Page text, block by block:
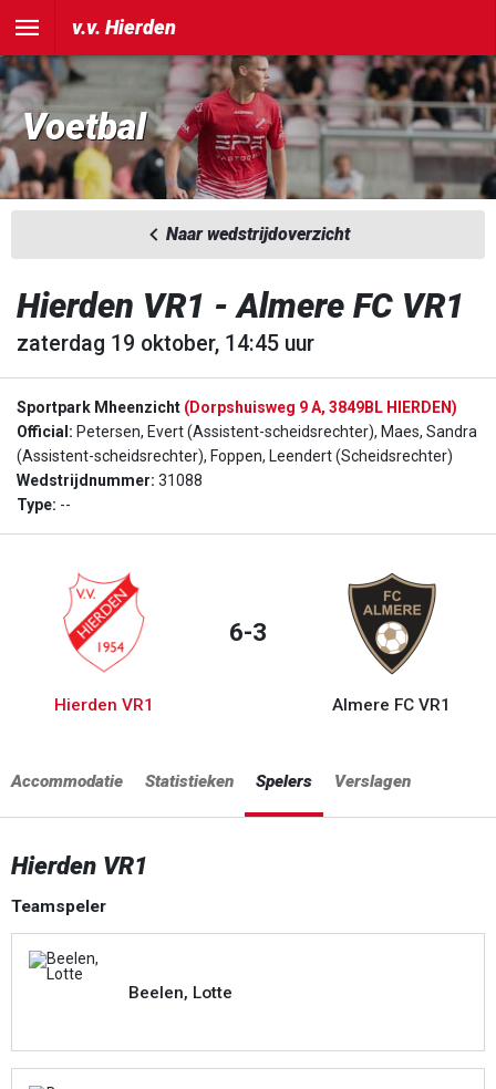
v.v. Hierden
Voetbal
Naar wedstrijdoverzicht
Hierden VR1 - Almere FC VR1
zaterdag 19 oktober, 14:45 uur
Sportpark Mheenzicht (Dorpshuisweg 9 A, 3849BL HIERDEN)
Official: Petersen, Evert (Assistent-scheidsrechter), Maes, Sandra
(Assistent-scheidsrechter), Foppen, Leendert (Scheidsrechter)
Wedstrijdnummer: 31088
Type: --
Hierden VR1
6-3
Almere FC VR1
Accommodatie Statistieken Spelers Verslagen
Hierden VR1
Teamspeler
Beelen, Lotte